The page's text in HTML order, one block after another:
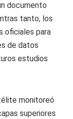
documento
tanto, los
oficiales para
de datos
estudios
monitoreó
superiores